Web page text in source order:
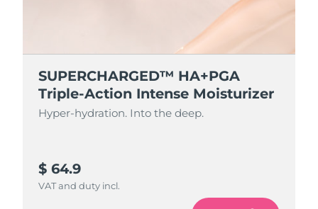
SUPERCHARGED™ HA+PGA
Triple-Action Intense Moisturizer
Hyper-hydration. Into the deep.
$ 64.9
VAT and duty incl.